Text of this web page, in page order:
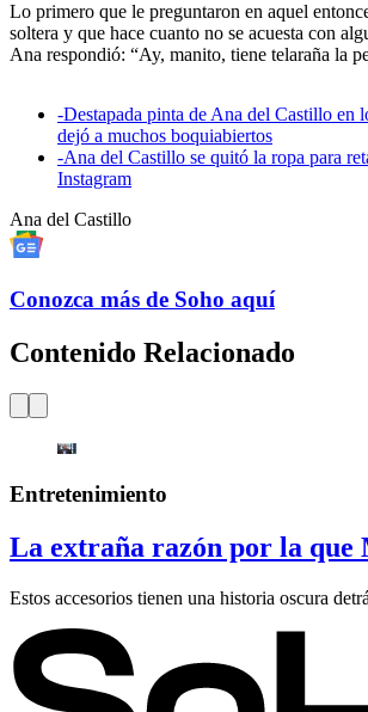
Lo primero que le preguntaron en aquel
soltera y que hace cuanto no se acuesta con
Ana respondió: “Ay, manito, tiene telaraña la
-Destapada pinta de Ana del Castillo en
dejó a muchos boquiabiertos
-Ana del Castillo se quitó la ropa para
Instagram
Ana del Castillo
Conozca más de Soho aquí
Contenido Relacionado
Entretenimiento
La extraña razón por la que
Estos accesorios tienen una historia oscura